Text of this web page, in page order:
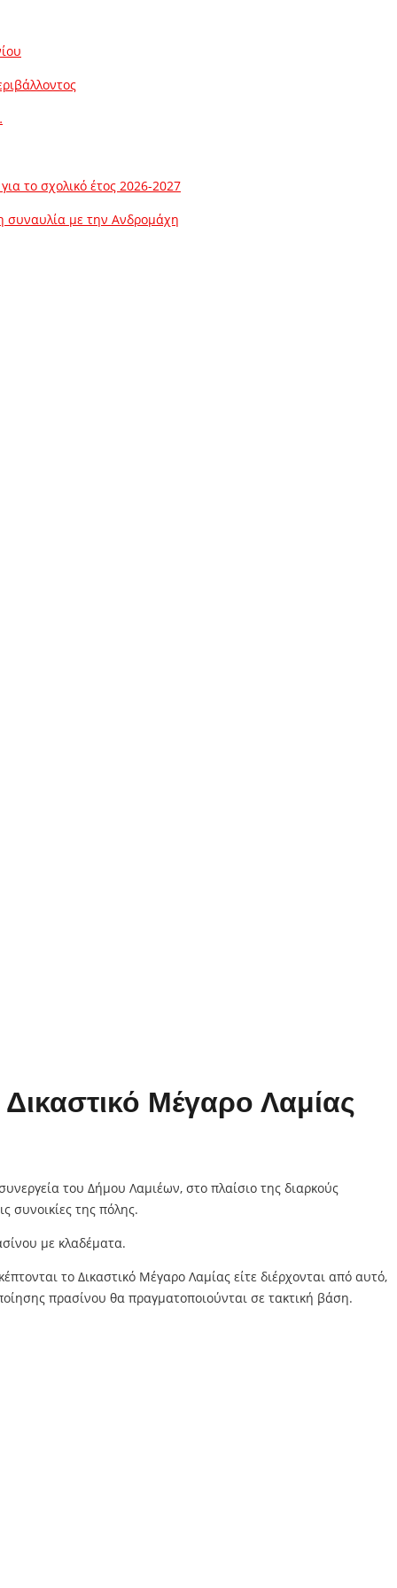
το σχολικό έτος 2026-2027
συναυλία με την Ανδρομάχη
Μέγαρο Λαμίας
του Δήμου Λαμιέων, στο πλαίσιο της διαρκούς
συνοικίες της πόλης.
με κλαδέματα.
το Δικαστικό Μέγαρο Λαμίας είτε διέρχονται από αυτό,
πρασίνου θα πραγματοποιούνται σε τακτική βάση.